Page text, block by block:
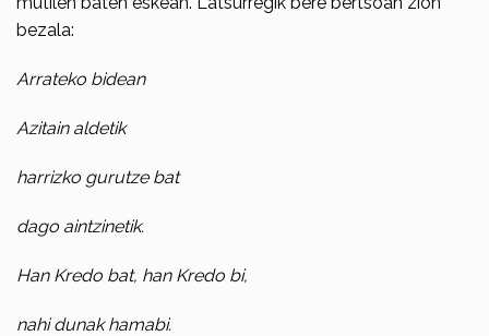
bezala:
Arrateko bidean
Azitain aldetik
harrizko gurutze bat
dago aintzinetik.
Han Kredo bat, han Kredo bi,
nahi dunak hamabi.